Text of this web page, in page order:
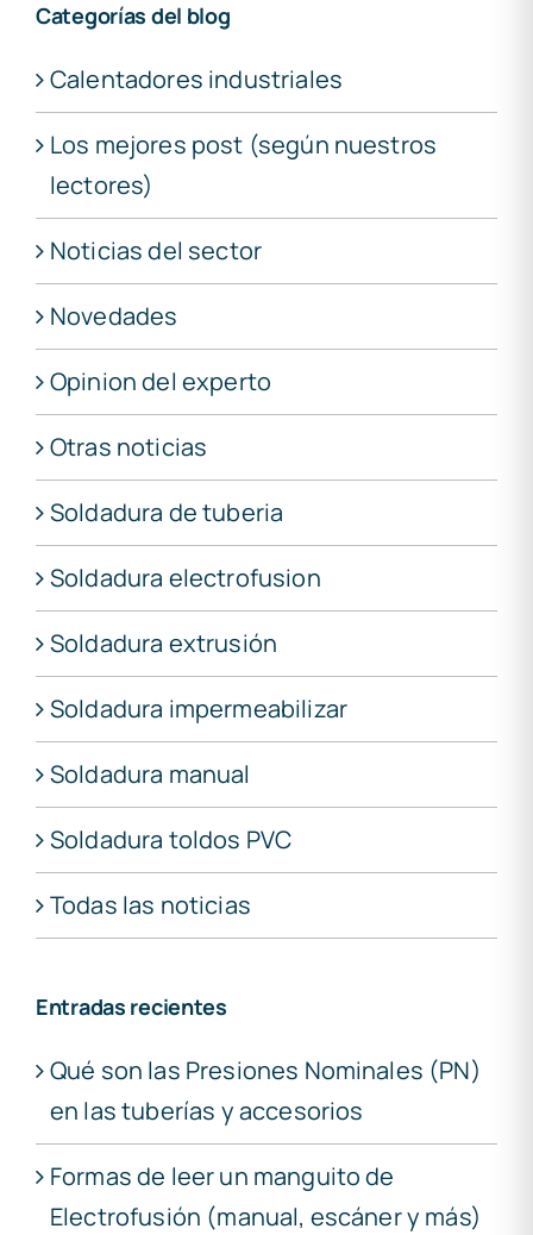
Categorías del blog
Calentadores industriales
Los mejores post (según nuestros
lectores)
Noticias del sector
Novedades
Opinion del experto
Otras noticias
Soldadura de tuberia
Soldadura electrofusion
Soldadura extrusión
Soldadura impermeabilizar
Soldadura manual
Soldadura toldos PVC
Todas las noticias
Entradas recientes
Qué son las Presiones Nominales (PN)
en las tuberías y accesorios
Formas de leer un manguito de
Electrofusión (manual, escáner y más)